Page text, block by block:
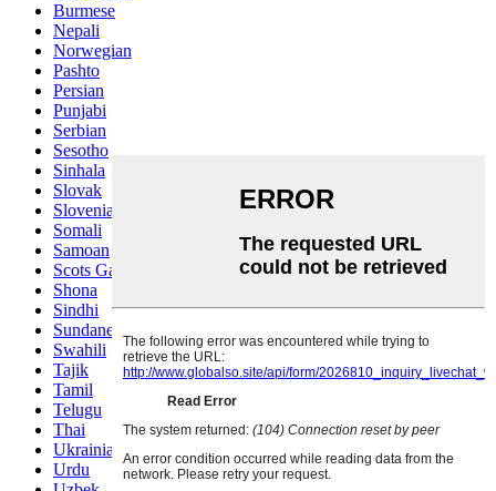
Burmese
Nepali
Norwegian
Pashto
Persian
Punjabi
Serbian
Sesotho
Sinhala
Slovak
Slovenian
Somali
Samoan
Scots Gaelic
Shona
Sindhi
Sundanese
Swahili
Tajik
Tamil
Telugu
Thai
Ukrainian
Urdu